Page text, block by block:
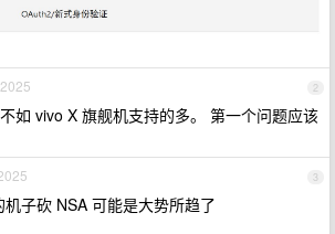
2
如 vivo X 旗舰机支持的多。 第一个问题应该
3
子砍 NSA 可能是大势所趋了